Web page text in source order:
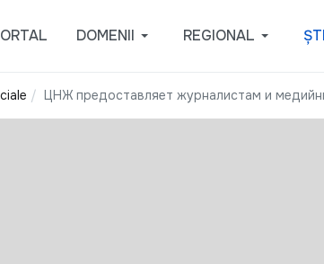
DOMENII REGIONAL
ЦНЖ предоставляет журналистам и